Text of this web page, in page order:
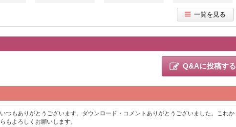
一覧を見る
Q&Aに投稿する
いつもありがとうございます。ダウンロード・コメントありがとうございました。これか
らもよろしくお願いします。